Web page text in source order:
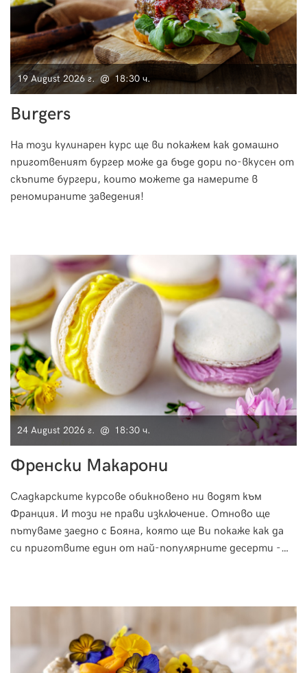
19 August 2026 г. @ 18:30 ч.
Burgers
На този кулинарен курс ще ви покажем как домашно
приготвеният бургер може да бъде дори по-вкусен от
скъпите бургери, които можете да намерите в
реномираните заведения!
24 August 2026 г. @ 18:30 ч.
Френски Макарони
Сладкарските курсове обикновено ни водят към
Франция. И този не прави изключение. Отново ще
пътуваме заедно с Бояна, която ще Ви покаже как да
си приготвите един от най-популярните десерти -